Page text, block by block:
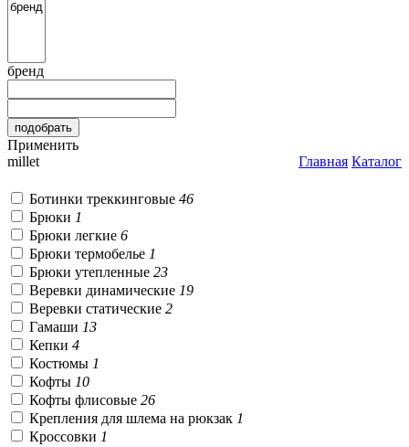
бренд
Применить
millet
Главная Каталог
Ботинки треккинговые 46
Брюки 1
Брюки легкие 6
Брюки термобелье 1
Брюки утепленные 23
Веревки динамические 19
Веревки статические 2
Гамаши 13
Кепки 4
Костюмы 1
Кофты 10
Кофты флисовые 26
Крепления для шлема на рюкзак 1
Кроссовки 1